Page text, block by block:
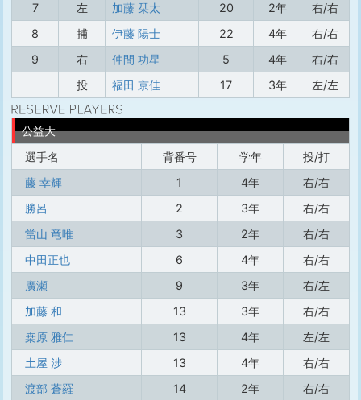
7
左 加藤 栞太 20 2年
右/右
8
捕 伊藤 陽士 22 4年
右/右
9
右 仲間 功星 5 4年
右/右
投
福田 京佳 17 3年 左/左
公益大
選手名
背番号 学年
投/打
藤 幸輝
1 4年
右/右
勝呂
2 3年
右/右
當山 竜唯
3 2年
右/右
中田正也
6 4年
右/右
廣瀬
9 3年
右/左
加藤 和
13 3年
右/右
桒原 雅仁
13 4年
左/左
土屋 渉
13 4年
右/右
渡部 蒼羅
14 2年
右/右